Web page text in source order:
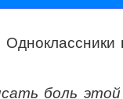
боль